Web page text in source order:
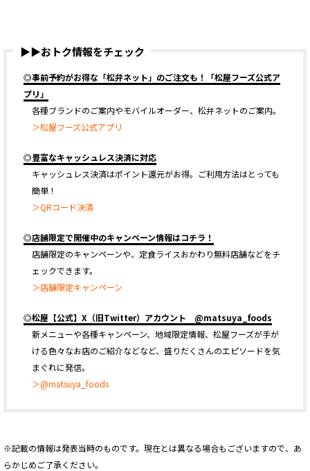
▶▶おトク情報をチェック
◎事前予約がお得な「松弁ネット」のご注文も！「松屋フーズ公式ア
プリ」
各種ブランドのご案内やモバイルオーダー、松弁ネットのご案内。
＞松屋フーズ公式アプリ
◎豊富なキャッシュレス決済に対応
キャッシュレス決済はポイント還元がお得。ご利用方法はとっても
簡単！
＞QRコード決済
◎店舗限定で開催中のキャンペーン情報はコチラ！
店舗限定のキャンペーンや、定食ライスおかわり無料店舗などをチ
ェックできます。
＞店舗限定キャンペーン
◎松屋【公式】X（旧Twitter）アカウント @matsuya_foods
新メニューや各種キャンペーン、地域限定情報、松屋フーズが手が
ける色々なお店のご紹介などなど、盛りだくさんのエピソードを気
まぐれに発信。
＞@matsuya_foods
※記載の情報は発表当時のものです。現在とは異なる場合もございますので、あ
らかじめご了承ください。